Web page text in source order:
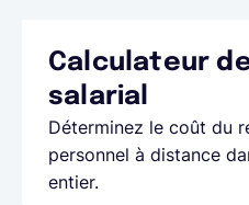
Calculateur
salarial
Déterminez le coût du
personnel à distance
entier.